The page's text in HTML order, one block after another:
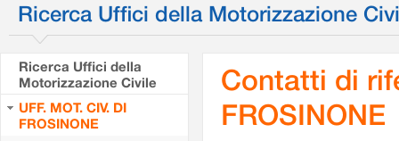
Ricerca Uffici della Motorizzazione
Ricerca Uffici della
Motorizzazione Civile
UFF. MOT. CIV. DI
FROSINONE
Contatti di
FROSINONE